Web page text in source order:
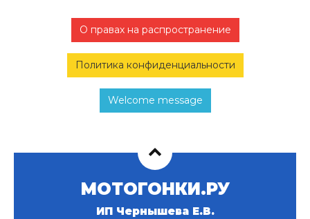
О правах на распространение
Политика конфиденциальности
Welcome message
МОТОГОНКИ.РУ
ИП Чернышева Е.В.